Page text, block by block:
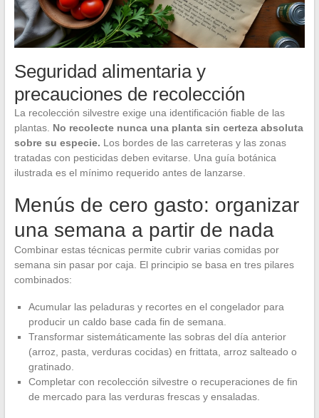
Seguridad alimentaria y
precauciones de recolección
La recolección silvestre exige una identificación fiable de las
plantas. No recolecte nunca una planta sin certeza absoluta
sobre su especie. Los bordes de las carreteras y las zonas
tratadas con pesticidas deben evitarse. Una guía botánica
ilustrada es el mínimo requerido antes de lanzarse.
Menús de cero gasto: organizar
una semana a partir de nada
Combinar estas técnicas permite cubrir varias comidas por
semana sin pasar por caja. El principio se basa en tres pilares
combinados:
Acumular las peladuras y recortes en el congelador para
producir un caldo base cada fin de semana.
Transformar sistemáticamente las sobras del día anterior
(arroz, pasta, verduras cocidas) en frittata, arroz salteado o
gratinado.
Completar con recolección silvestre o recuperaciones de fin
de mercado para las verduras frescas y ensaladas.